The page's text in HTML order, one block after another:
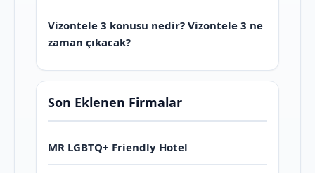
Vizontele 3 konusu nedir? Vizontele 3 ne
zaman çıkacak?
Son Eklenen Firmalar
MR LGBTQ+ Friendly Hotel